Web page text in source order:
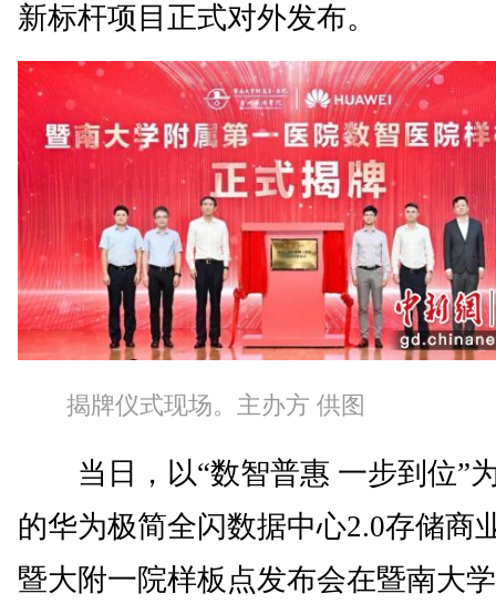
新标杆项目正式对外发布。
揭牌仪式现场。主办方 供图
当日，以“数智普惠 一步到位”
的华为极简全闪数据中心2.0存储商
暨大附一院样板点发布会在暨南大